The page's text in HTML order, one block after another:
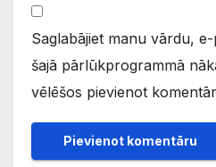
Saglabājiet manu vārdu,
šajā pārlūkprogrammā
vēlēšos pievienot